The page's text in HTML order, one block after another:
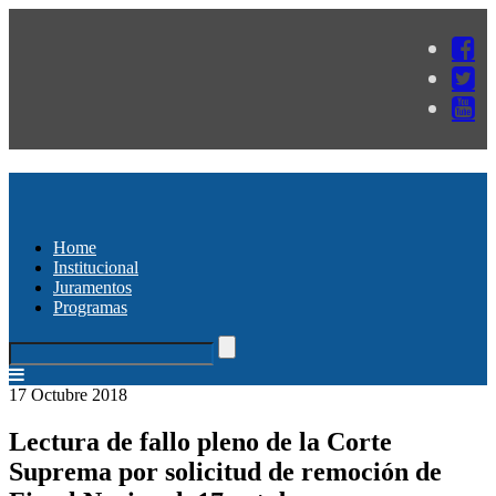
Home
Institucional
Juramentos
Programas
17 Octubre 2018
Lectura de fallo pleno de la Corte
Suprema por solicitud de remoción de